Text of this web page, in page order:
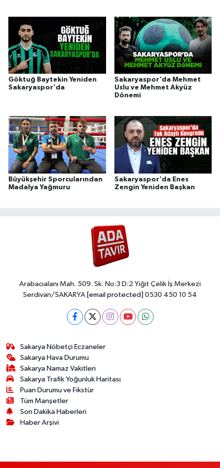
Göktuğ Baytekin Yeniden
Sakaryaspor'da
Sakaryaspor'da Mehmet
Uslu ve Mehmet Akyüz
Dönemi
Büyükşehir Sporcularından
Madalya Yağmuru
Sakaryaspor'da Enes
Zengin Yeniden Başkan
Arabacıalanı Mah. 509. Sk. No:3 D:2 Yiğit Çelik İş Merkezi
Serdivan/SAKARYA [email protected] 0530 450 10 54
Sakarya Nöbetçi Eczaneler
Sakarya Hava Durumu
Sakarya Namaz Vakitleri
Sakarya Trafik Yoğunluk Haritası
Puan Durumu ve Fikstür
Tüm Manşetler
Son Dakika Haberleri
Haber Arşivi